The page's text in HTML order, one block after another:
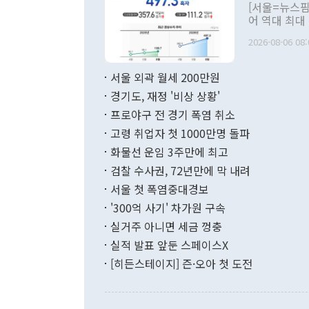
관 부처 장
관의 무리한
다. [정동영 통일부 장관이 지난달 23일 오후 서울 종로구 정부서울청사에
무너졌다고
함께 4자 대
"우리의 선
관은 업무
[서울=뉴스
어 역대 최
료=한국은행] 한국은행이 6일 발표한 '2026년 6월 국제수지(잠정)'
며 월간 기
196.9% 급
수출은
기록했지만
로 전환됐다.
는 배당수입
2026-08-06
서울 외곽 월세 200만원
경기도, 재정 '비상 상황'
프로야구 전 경기 폭염 취소
고령 취업자 첫 1000만명 돌파
화물선 운임 3주만에 최고
검찰 수사권, 72년만에 막 내려
서울 첫 폭염중대경보
'300억 사기' 차가원 구속
실거주 아니면 세금 껑충
실적 발표 앞둔 스페이스X
[히든스테이지] 즌·오아 첫 도전